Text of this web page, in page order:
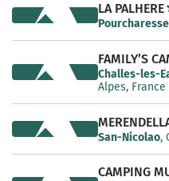
LA PALHERE
FAMILY’S
Challes-les-
Alpes, France
San-Nicolao,
CAMPING